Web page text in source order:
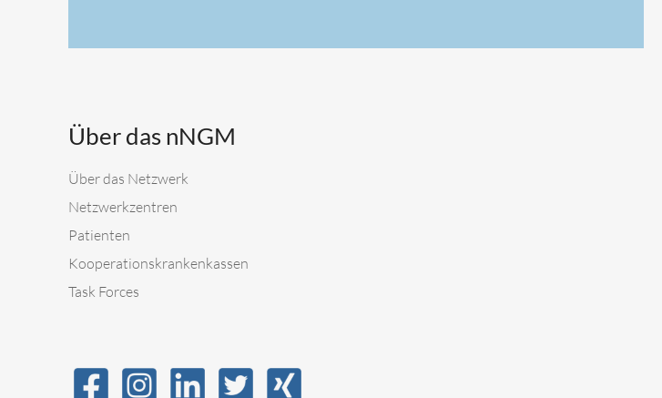
Über das nNGM
Über das Netzwerk
Netzwerkzentren
Patienten
Kooperationskrankenkassen
Task Forces